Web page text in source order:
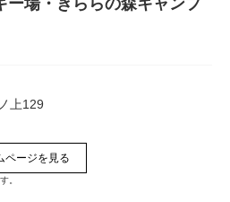
ー場・きららの森キャンプ
上129
。
ページを見る